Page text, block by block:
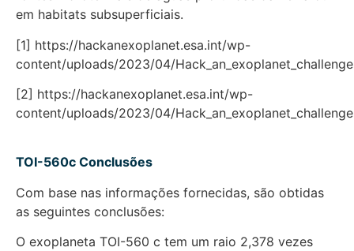
em habitats subsuperficiais.
[1] https://hackanexoplanet.esa.int/wp-
content/uploads/2023/04/
[2] https://hackanexoplanet.esa.int/wp-
content/uploads/2023/04/
TOI-560c Conclusões
Com base nas informações fornecidas, são obtidas
as seguintes conclusões:
O exoplaneta TOI-560 c tem um raio 2,378 vezes